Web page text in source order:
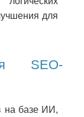
для
SEO-
на базе ИИ,